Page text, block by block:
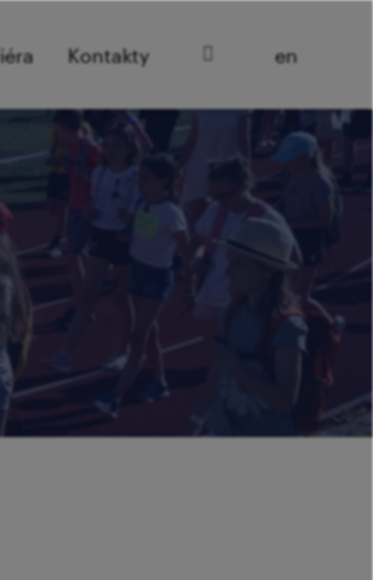
Kontakty cz
en